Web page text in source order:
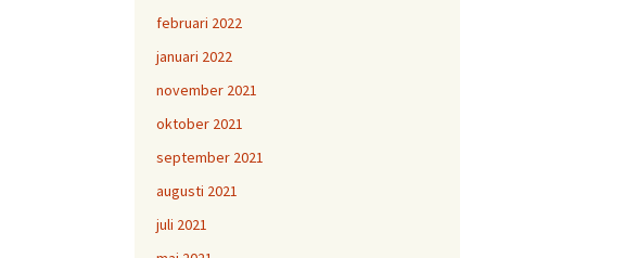
februari 2022
januari 2022
november 2021
oktober 2021
september 2021
augusti 2021
juli 2021